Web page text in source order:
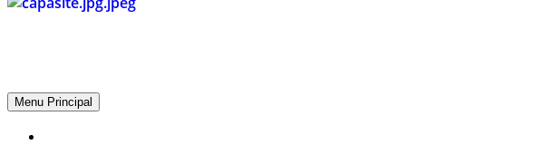
CPERS – Sindicato
CPERS – Sindicato dos Professores e Funcionários de escola do Estado do Rio Grande do Sul
Menu Principal